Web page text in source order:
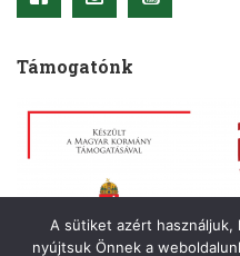
Támogatónk
A sütiket azért
nyújtsuk Önnek a